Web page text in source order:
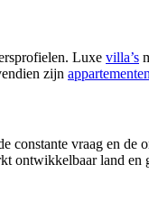
Luxe villa’s
zijn appartementen
constante vraag en
ontwikkelbaar land en